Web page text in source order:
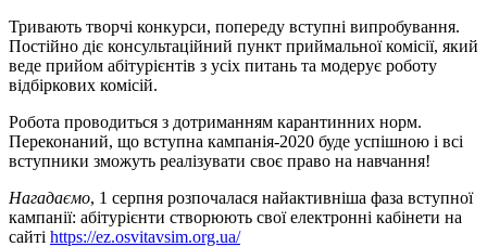
Тривають творчі конкурси, попереду вступні випробування.
Постійно діє консультаційний пункт приймальної комісії, який
веде прийом абітурієнтів з усіх питань та модерує роботу
відбіркових комісій.
Робота проводиться з дотриманням карантинних норм.
Переконаний, що вступна кампанія-2020 буде успішною і всі
вступники зможуть реалізувати своє право на навчання!
Нагадаємо, 1 серпня розпочалася найактивніша фаза вступної
кампанії: абітурієнти створюють свої електронні кабінети на
сайті https://ez.osvitavsim.org.ua/